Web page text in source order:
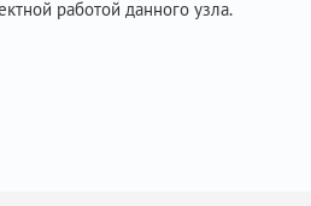
работой данного узла.